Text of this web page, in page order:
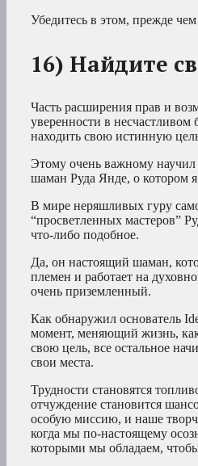
Убедитесь в этом, прежде чем
16) Найдите
Часть расширения прав и
уверенности в несчастливом
находить свою истинную
Этому очень важному научил
шаман Руда Янде, о котором
В мире неряшливых гуру
“просветленных мастеров”
что-либо подобное.
Да, он настоящий шаман,
племен и работает на
очень приземленный.
Как обнаружил основатель
момент, меняющий жизнь,
свою цель, все остальное
свои места.
Трудности становятся
отчуждение становится
особую миссию, и наше
когда мы по-настоящему
которыми мы обладаем,